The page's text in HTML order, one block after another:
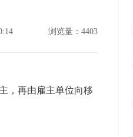
浏览量： 4403
，再由雇主单位向移